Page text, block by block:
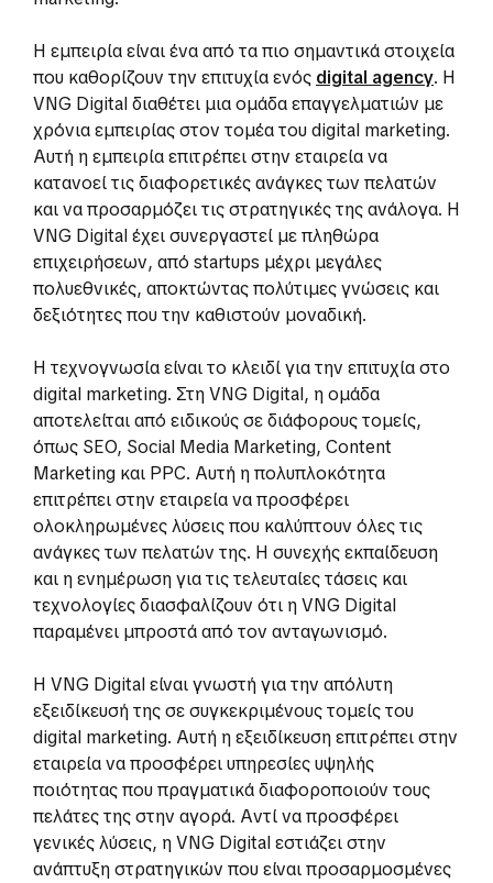
Η εμπειρία είναι ένα από τα πιο σημαντικά στοιχεία
που καθορίζουν την επιτυχία ενός digital agency. Η
VNG Digital διαθέτει μια ομάδα επαγγελματιών με
χρόνια εμπειρίας στον τομέα του digital marketing.
Αυτή η εμπειρία επιτρέπει στην εταιρεία να
κατανοεί τις διαφορετικές ανάγκες των πελατών
και να προσαρμόζει τις στρατηγικές της ανάλογα. Η
VNG Digital έχει συνεργαστεί με πληθώρα
επιχειρήσεων, από startups μέχρι μεγάλες
πολυεθνικές, αποκτώντας πολύτιμες γνώσεις και
δεξιότητες που την καθιστούν μοναδική.
Η τεχνογνωσία είναι το κλειδί για την επιτυχία στο
digital marketing. Στη VNG Digital, η ομάδα
αποτελείται από ειδικούς σε διάφορους τομείς,
όπως SEO, Social Media Marketing, Content
Marketing και PPC. Αυτή η πολυπλοκότητα
επιτρέπει στην εταιρεία να προσφέρει
ολοκληρωμένες λύσεις που καλύπτουν όλες τις
ανάγκες των πελατών της. Η συνεχής εκπαίδευση
και η ενημέρωση για τις τελευταίες τάσεις και
τεχνολογίες διασφαλίζουν ότι η VNG Digital
παραμένει μπροστά από τον ανταγωνισμό.
Η VNG Digital είναι γνωστή για την απόλυτη
εξειδίκευσή της σε συγκεκριμένους τομείς του
digital marketing. Αυτή η εξειδίκευση επιτρέπει στην
εταιρεία να προσφέρει υπηρεσίες υψηλής
ποιότητας που πραγματικά διαφοροποιούν τους
πελάτες της στην αγορά. Αντί να προσφέρει
γενικές λύσεις, η VNG Digital εστιάζει στην
ανάπτυξη στρατηγικών που είναι προσαρμοσμένες